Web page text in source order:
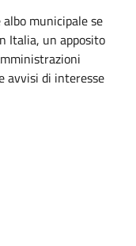
municipale se
Italia, un apposito
avvisi di interesse